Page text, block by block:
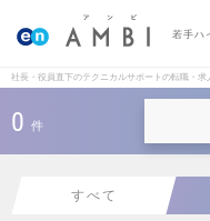
若手ハ
社長・役員直下のテクニカルサポートの転職・求
0 件
すべて